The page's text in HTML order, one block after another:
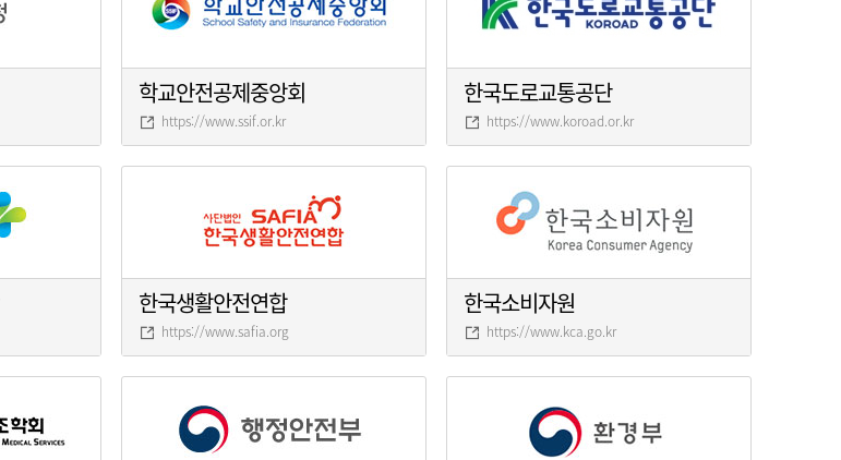
학교안전공제중앙회
https://www.ssif.or.kr
한국도로교통공단
https://www.koroad.or.kr
한국생활안전연합
https://www.safia.org
한국소비자원
https://www.kca.go.kr